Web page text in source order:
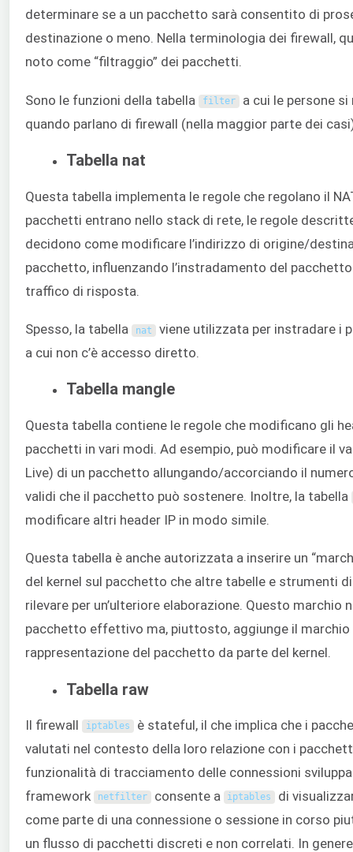
determinare se a un pacchetto sarà consentito di
destinazione o meno. Nella terminologia dei firewall,
noto come “filtraggio” dei pacchetti.
Sono le funzioni della tabella filter a cui le persone
quando parlano di firewall (nella maggior parte dei
Tabella nat
Questa tabella implementa le regole che regolano il
pacchetti entrano nello stack di rete, le regole
decidono come modificare l’indirizzo di origine/
pacchetto, influenzando l’instradamento del pacchetto
traffico di risposta.
Spesso, la tabella nat viene utilizzata per instradare i
a cui non c’è accesso diretto.
Tabella mangle
Questa tabella contiene le regole che modificano gli
pacchetti in vari modi. Ad esempio, può modificare il
Live) di un pacchetto allungando/accorciando il
validi che il pacchetto può sostenere. Inoltre, la tabella
modificare altri header IP in modo simile.
Questa tabella è anche autorizzata a inserire un
del kernel sul pacchetto che altre tabelle e strumenti
rilevare per un’ulteriore elaborazione. Questo marchio
pacchetto effettivo ma, piuttosto, aggiunge il marchio
rappresentazione del pacchetto da parte del kernel.
Tabella raw
Il firewall iptables è stateful, il che implica che i
valutati nel contesto della loro relazione con i
funzionalità di tracciamento delle connessioni
framework
netfilter consente a iptables
di
come parte di una connessione o sessione in corso
un flusso di pacchetti discreti e non correlati. In